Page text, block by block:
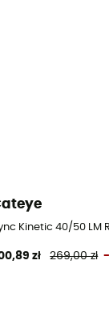
Kinetic 40/50 LM
zł 269,00 zł